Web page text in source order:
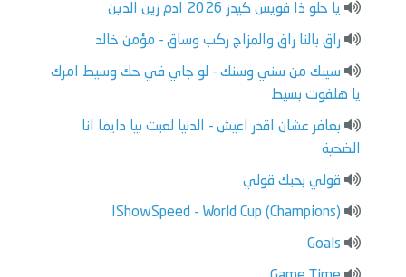
يا حلو ذا فويس كيدز 2026 ادم زين الدين
راق بالنا راق والمزاج ركب وساق - مؤمن خالد
سيبك من سني وسنك - لو جاي في حك وسيط امرك
يا هلفوت بسيط
بعافر عشان اقدر اعيش - الدنيا لعبت بيا دايما انا
الضحية
قولي بحبك قولي
IShowSpeed - World Cup (Champions)
Goals